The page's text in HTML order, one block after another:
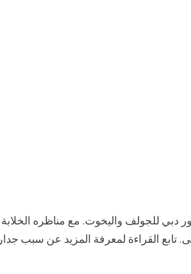
دبي للجولف واليخوت. مع مناظره الخلابة
تابع القراءة لمعرفة المزيد عن سبب